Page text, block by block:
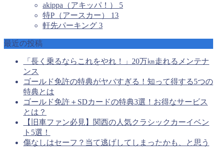
akippa（アキッパ！） 5
特P（アースカー） 13
軒先パーキング 3
最近の投稿
「長く乗るならこれをやれ！」20万㎞走れるメンテナ
ンス
ゴールド免許の特典がヤバすぎる！知って得する5つの
特典とは
ゴールド免許＋SDカードの特典3選！お得なサービス
とは？
【旧車ファン必見】関西の人気クラシックカーイベン
ト5選！
傷なしはセーフ？当て逃げしてしまったかも、と思う